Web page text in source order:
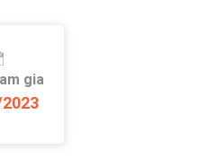
gia